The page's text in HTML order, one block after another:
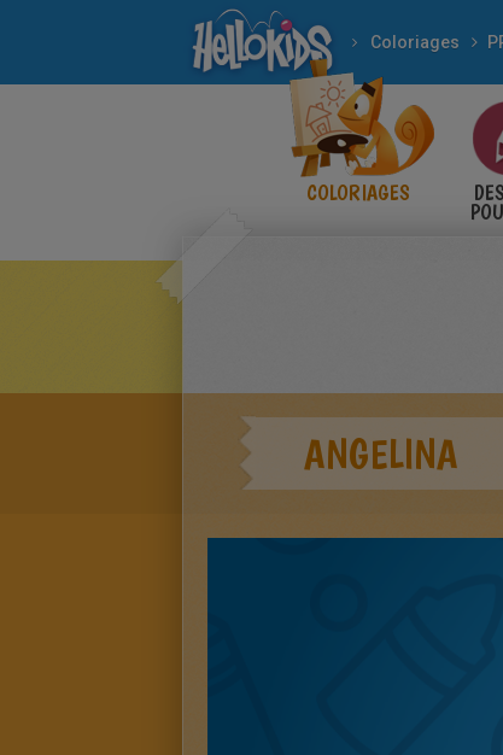
Coloriages
COLORIAGES
ANGELINA